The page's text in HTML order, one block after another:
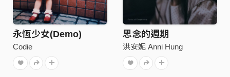
永恆少女(Demo)
Codie
思念的週期
洪安妮 Anni Hung